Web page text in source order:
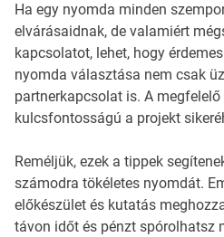
Ha egy nyomda minden
elvárásaidnak, de valamiért
kapcsolatot, lehet, hogy
nyomda választása nem csak
partnerkapcsolat is. A
kulcsfontosságú a projekt
Reméljük, ezek a tippek
számodra tökéletes nyomdát.
előkészület és kutatás
távon időt és pénzt spórolhatsz